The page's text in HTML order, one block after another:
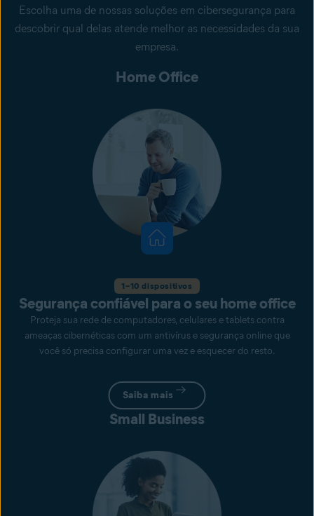
Escolha uma de nossas soluções em cibersegurança para
descobrir qual delas atende melhor as necessidades da sua
empresa.
Home Office
1–10 dispositivos
Segurança confiável para o seu home office
Proteja sua rede de computadores, celulares e tablets contra
ameaças cibernéticas com um antivírus e segurança online que
você só precisa configurar uma vez e esquecer do resto.
Saiba mais
Small Business